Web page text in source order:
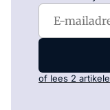
of lees 2